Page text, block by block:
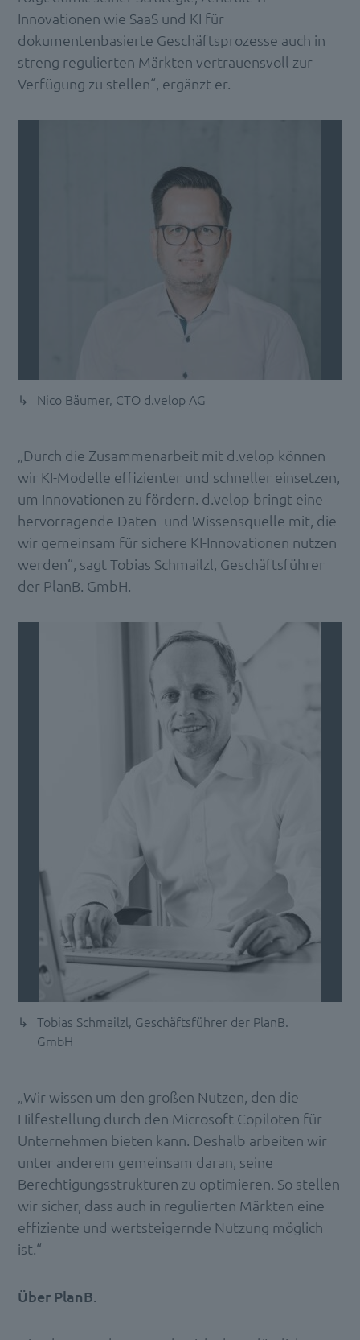
Innovationen wie SaaS und KI für
dokumentenbasierte Geschäftsprozesse auch in
streng regulierten Märkten vertrauensvoll zur
Verfügung zu stellen“, ergänzt er.
Nico Bäumer, CTO d.velop AG
„Durch die Zusammenarbeit mit d.velop können
wir KI-Modelle effizienter und schneller einsetzen,
um Innovationen zu fördern. d.velop bringt eine
hervorragende Daten- und Wissensquelle mit, die
wir gemeinsam für sichere KI-Innovationen nutzen
werden“, sagt Tobias Schmailzl, Geschäftsführer
der PlanB. GmbH.
Tobias Schmailzl, Geschäftsführer der PlanB.
GmbH
„Wir wissen um den großen Nutzen, den die
Hilfestellung durch den Microsoft Copiloten für
Unternehmen bieten kann. Deshalb arbeiten wir
unter anderem gemeinsam daran, seine
Berechtigungsstrukturen zu optimieren. So stellen
wir sicher, dass auch in regulierten Märkten eine
effiziente und wertsteigernde Nutzung möglich
ist.“
Über PlanB.